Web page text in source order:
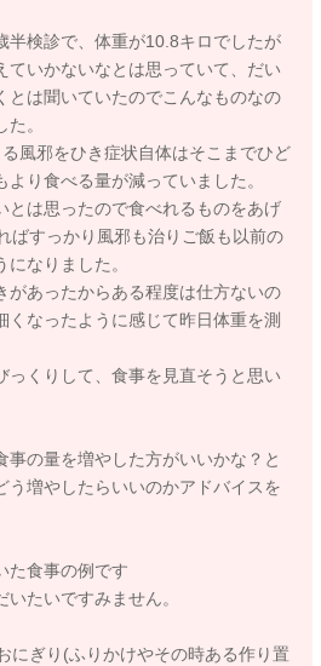
半検診で、体重が10.8キロでしたが
ていかないなとは思っていて、だい
とは聞いていたのでこんなものなの
。
風邪をひき症状自体はそこまでひど
り食べる量が減っていました。
とは思ったので食べれるものをあげ
ばすっかり風邪も治りご飯も以前の
なりました。
があったからある程度は仕方ないの
くなったように感じて昨日体重を測
っくりして、食事を見直そうと思い
事の量を増やした方がいいかな？と
う増やしたらいいのかアドバイスを
た食事の例です
たいですみません。
にぎり(ふりかけやその時ある作り置